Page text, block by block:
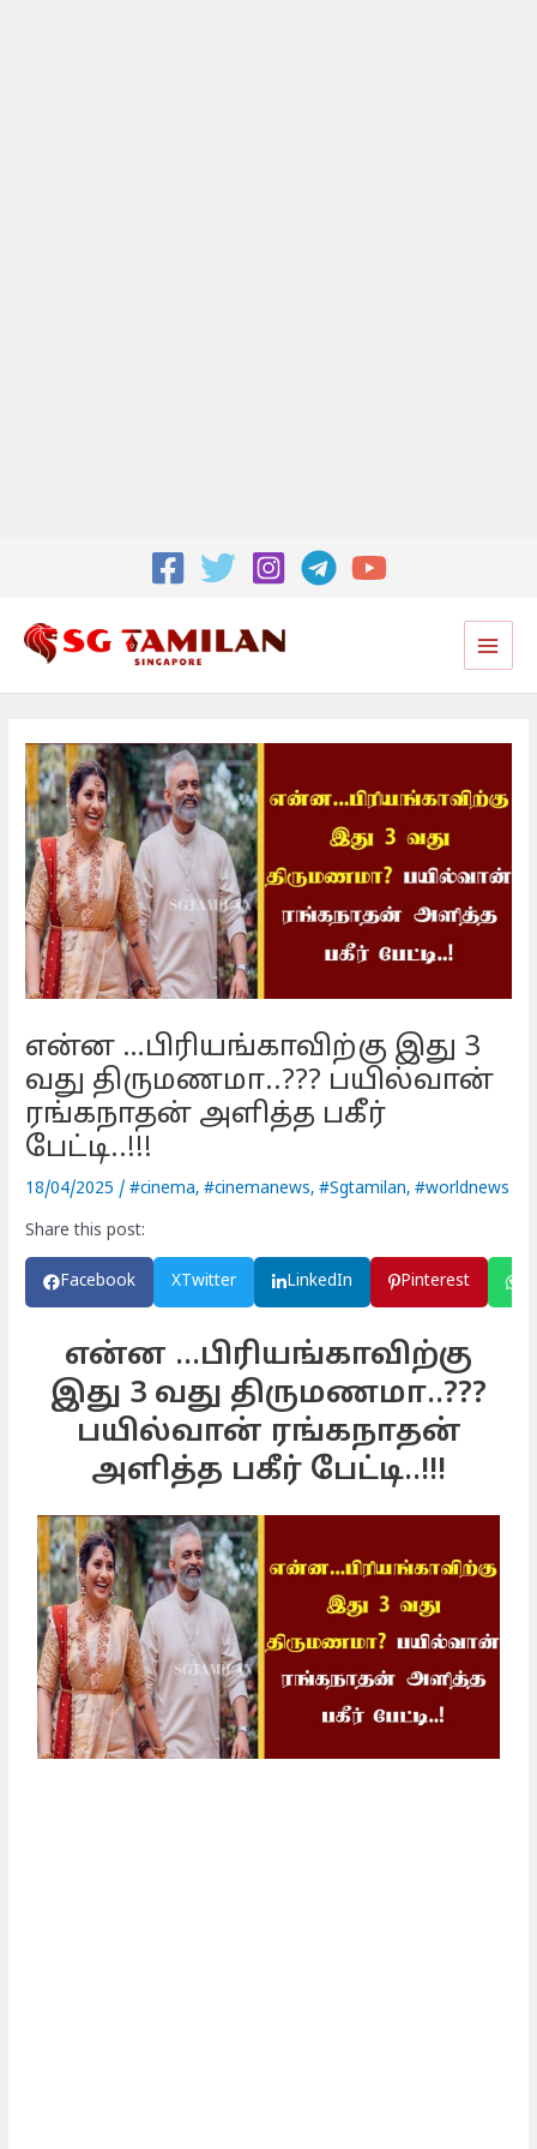
Main
என்ன …பிரியங்காவிற்கு இது 3
வது திருமணமா..??? பயில்வான்
ரங்கநாதன் அளித்த பகீர்
பேட்டி..!!!
18/04/2025 /#cinema,#cinemanews,#Sgtamilan,#worldnews
Share this post:
Facebook XTwitter LinkedIn Pinterest
என்ன ...பிரியங்காவிற்கு
இது 3 வது திருமணமா..???
பயில்வான் ரங்கநாதன்
அளித்த பகீர் பேட்டி..!!!